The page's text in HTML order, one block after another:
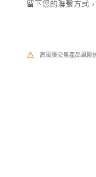
留下您的聯繫方式
高風險交易產品風險